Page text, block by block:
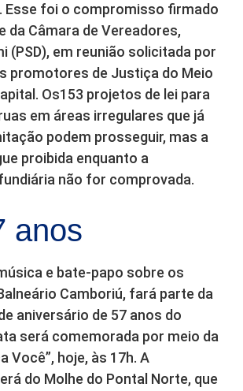
Esse foi o compromisso firmado
da Câmara de Vereadores,
(PSD), em reunião solicitada por
promotores de Justiça do Meio
Os153 projetos de lei para
em áreas irregulares que já
podem prosseguir, mas a
proibida enquanto a
não for comprovada.
anos
e bate-papo sobre os
Camboriú, fará parte da
aniversário de 57 anos do
será comemorada por meio da
Você”, hoje, às 17h. A
do Molhe do Pontal Norte, que